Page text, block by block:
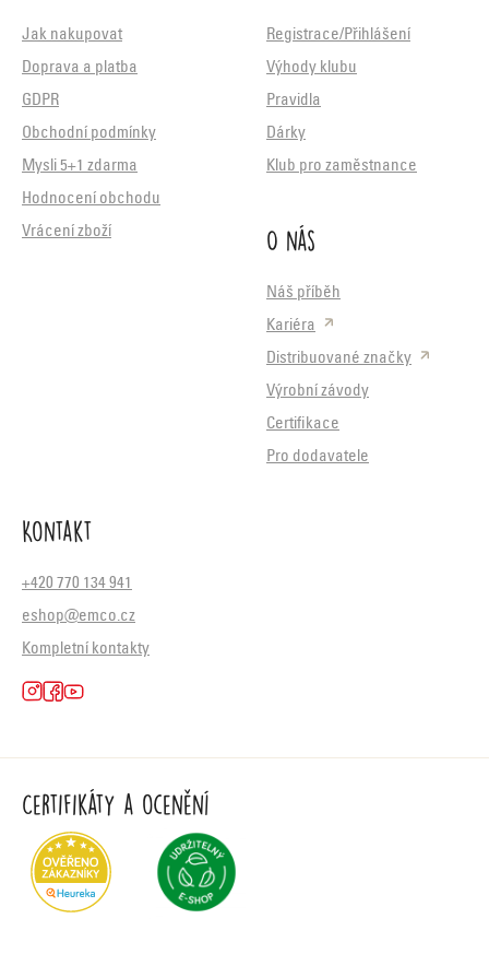
Jak nakupovat
Doprava a platba
GDPR
Obchodní podmínky
Mysli 5+1 zdarma
Hodnocení obchodu
Vrácení zboží
Registrace/Přihlášení
Výhody klubu
Pravidla
Dárky
Klub pro zaměstnance
O nás
Náš příběh
Kariéra
Distribuované značky
Výrobní závody
Certifikace
Pro dodavatele
Kontakt
+420 770 134 941
eshop@emco.cz
Kompletní kontakty
Certifikáty a ocenění